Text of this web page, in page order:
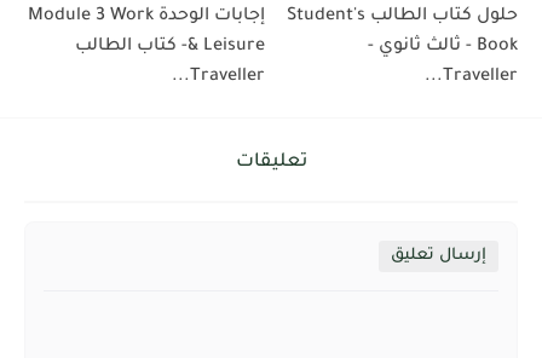
حلول كتاب الطالب Student's
Book - ثالث ثانوي -
Traveller...
إجابات الوحدة Module 3 Work
& Leisure- كتاب الطالب
Traveller...
تعليقات
إرسال تعليق